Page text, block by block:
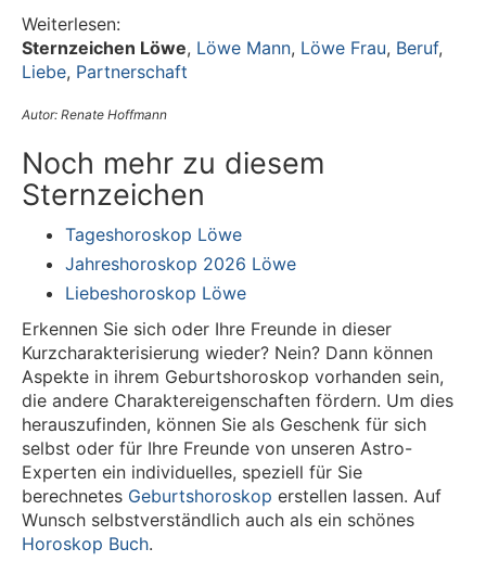
Weiterlesen:
Sternzeichen Löwe, Löwe Mann, Löwe Frau, Beruf,
Liebe, Partnerschaft
Autor: Renate Hoffmann
Noch mehr zu diesem
Sternzeichen
Tageshoroskop Löwe
Jahreshoroskop 2026 Löwe
Liebeshoroskop Löwe
Erkennen Sie sich oder Ihre Freunde in dieser
Kurzcharakterisierung wieder? Nein? Dann können
Aspekte in ihrem Geburtshoroskop vorhanden sein,
die andere Charaktereigenschaften fördern. Um dies
herauszufinden, können Sie als Geschenk für sich
selbst oder für Ihre Freunde von unseren Astro-
Experten ein individuelles, speziell für Sie
berechnetes Geburtshoroskop erstellen lassen. Auf
Wunsch selbstverständlich auch als ein schönes
Horoskop Buch.